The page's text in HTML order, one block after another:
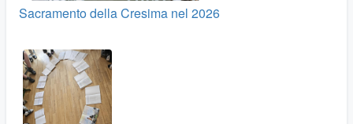
Sacramento della Cresima nel 2026